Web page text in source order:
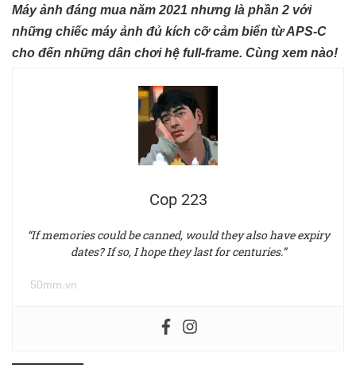
Máy ảnh đáng mua năm 2021 nhưng là phần 2 với
những chiếc máy ảnh đủ kích cỡ cảm biển từ APS-C
cho đến những dân chơi hệ full-frame. Cùng xem nào!
Cop 223
“If memories could be canned, would they also have expiry
dates? If so, I hope they last for centuries.”
50mm.vn